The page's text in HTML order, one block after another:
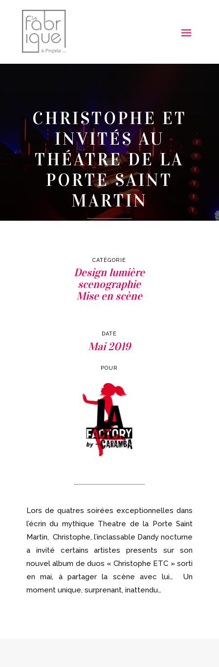
CHRISTOPHE ET
INVITÉS AU
THÉATRE DE LA
PORTE SAINT
MARTIN
CATÉGORIE
Design lumière
scenographie
Mise en scène
DATE
Mai 2019
POUR
Lors de quatres soirées exceptionnelles dans
l’écrin du mythique Theatre de la Porte Saint
Martin, Christophe, l’inclassable Dandy nocturne
a invité certains artistes presents sur son
nouvel album de duos « Christophe ETC » sorti
en mai, à partager la scène avec lui… Un
moment unique, surprenant, inattendu…